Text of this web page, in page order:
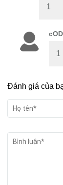
1
1
Đánh giá của